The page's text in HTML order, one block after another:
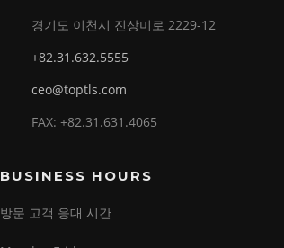
경기도 이천시 진상미로 2229-12
+82.31.632.5555
ceo@toptls.com
FAX: +82.31.631.4065
BUSINESS HOURS
방문 고객 응대 시간